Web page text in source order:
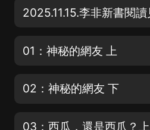
01：神秘的網友 上
02：神秘的網友 下
03：西瓜，還是西爪？上